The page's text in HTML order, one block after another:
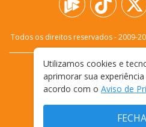
Todos os direitos reservados - 2009-
FALE
TERMOS E
Utilizamos cookies e
aprimorar sua
acordo com o Aviso de